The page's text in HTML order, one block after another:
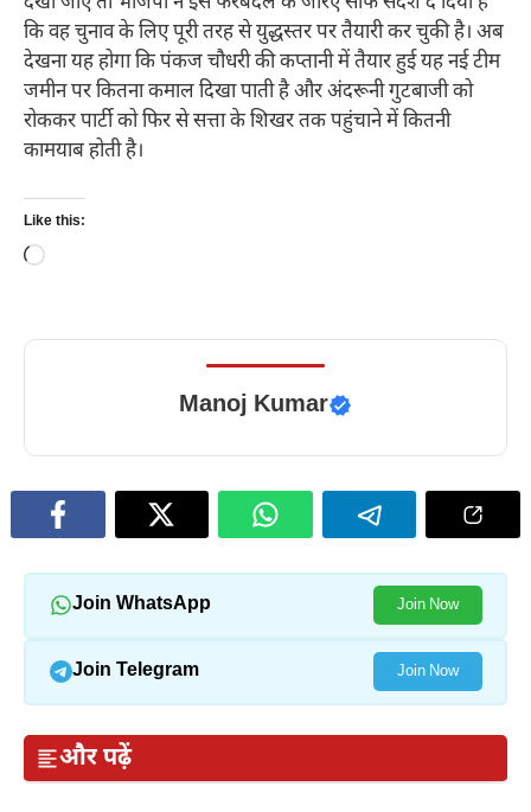
कि वह चुनाव के लिए पूरी तरह से युद्धस्तर पर तैयारी कर चुकी है। अब
देखना यह होगा कि पंकज चौधरी की कप्तानी में तैयार हुई यह नई टीम
जमीन पर कितना कमाल दिखा पाती है और अंदरूनी गुटबाजी को
रोककर पार्टी को फिर से सत्ता के शिखर तक पहुंचाने में कितनी
कामयाब होती है।
Like this:
Loading…
Manoj Kumar
Join WhatsApp Join Now
Join Telegram Join Now
और पढ़ें